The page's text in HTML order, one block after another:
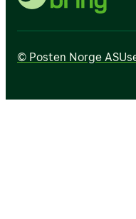
© Posten Norge AS